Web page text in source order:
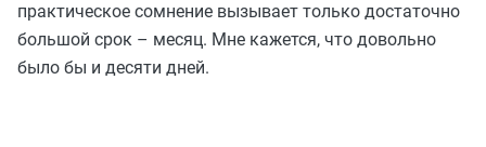
практическое сомнение вызывает только достаточно
большой срок – месяц. Мне кажется, что довольно
было бы и десяти дней.